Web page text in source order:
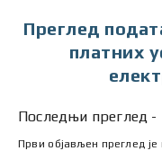
Преглед
платних
Последњи преглед -
Први објављен преглед